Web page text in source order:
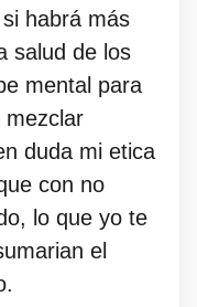
habrá más
salud de los
mental para
mezclar
duda mi etica
con no
lo que yo te
el